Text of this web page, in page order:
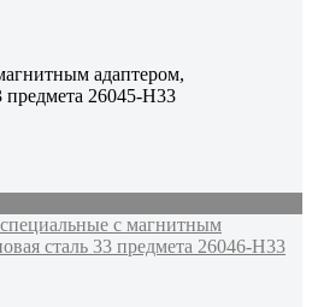
адаптером,
предмета 26045-H33